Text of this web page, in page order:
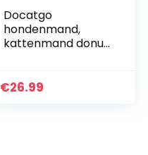
Docatgo
hondenmand,
kattenmand donut
nepbont met
€26.99